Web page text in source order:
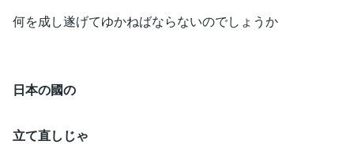
何を成し遂げてゆかねばならないのでしょうか
日本の國の
立て直しじゃ